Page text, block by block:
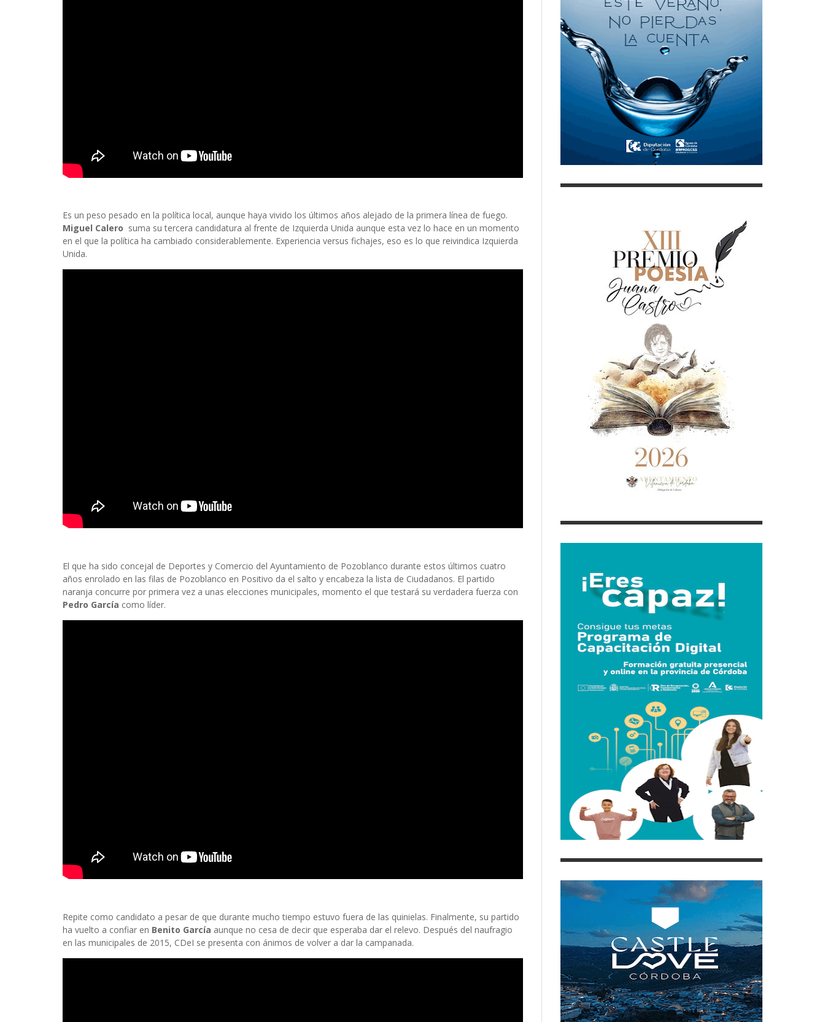
Es un peso pesado en la política local, aunque haya vivido los últimos años alejado de la primera línea de fuego.
Miguel Calero suma su tercera candidatura al frente de Izquierda Unida aunque esta vez lo hace en un momento
en el que la política ha cambiado considerablemente. Experiencia versus fichajes, eso es lo que reivindica Izquierda
Unida.
El que ha sido concejal de Deportes y Comercio del Ayuntamiento de Pozoblanco durante estos últimos cuatro
años enrolado en las filas de Pozoblanco en Positivo da el salto y encabeza la lista de Ciudadanos. El partido
naranja concurre por primera vez a unas elecciones municipales, momento el que testará su verdadera fuerza con
Pedro García como líder.
Repite como candidato a pesar de que durante mucho tiempo estuvo fuera de las quinielas. Finalmente, su partido
ha vuelto a confiar en Benito García aunque no cesa de decir que esperaba dar el relevo. Después del naufragio
en las municipales de 2015, CDeI se presenta con ánimos de volver a dar la campanada.